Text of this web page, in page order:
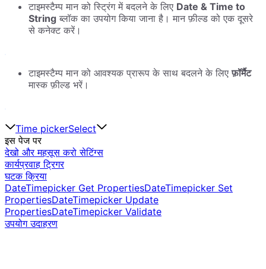
टाइमस्टैम्प मान को स्ट्रिंग में बदलने के लिए Date & Time to
String ब्लॉक का उपयोग किया जाना है। मान फ़ील्ड को एक दूसरे
से कनेक्ट करें।
टाइमस्टैम्प मान को आवश्यक प्रारूप के साथ बदलने के लिएफ़ॉर्मैट
मास्क फ़ील्ड भरें।
Time pickerSelect
इस पेज पर
देखो और महसूस करो सेटिंग्स
कार्यप्रवाह ट्रिगर
घटक क्रिया
DateTimepicker Get PropertiesDateTimepicker Set
PropertiesDateTimepicker Update
PropertiesDateTimepicker Validate
उपयोग उदाहरण